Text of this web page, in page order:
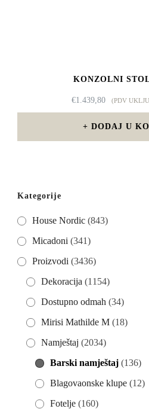
KONZOLNI
€1.439,80 (PDV
DODAJ U
Kategorije
House Nordic (843)
Micadoni (341)
Proizvodi (3436)
Dekoracija (1154)
Dostupno odmah (34)
Mirisi Mathilde M (18)
Namještaj (2034)
Barski namještaj (136)
Blagovaonske klupe (12)
Fotelje (160)